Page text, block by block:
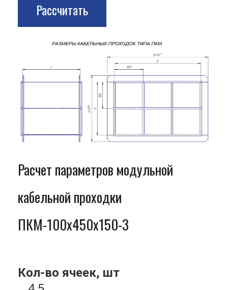
Рассчитать
Расчет параметров модульной
кабельной проходки
ПКМ-100x450x150-3
Кол-во ячеек, шт